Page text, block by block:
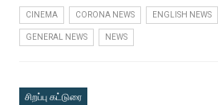
CINEMA CORONA NEWS ENGLISH NEWS
GENERAL NEWS NEWS
சிறப்பு கட்டுரை